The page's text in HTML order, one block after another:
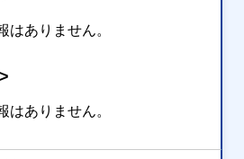
はありません。
はありません。